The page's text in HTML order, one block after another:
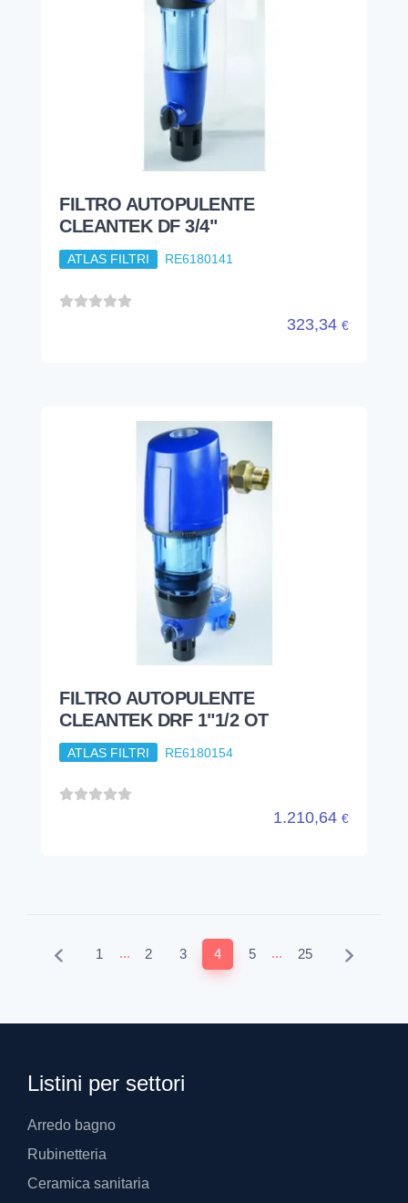
CLEANTEK DF 3/4"
RE6180141
FILTRO AUTOPULENTE
CLEANTEK DRF 1"1/2 OT
RE6180154
1 ... 2 3 4
Listini per settori
Arredo bagno
Rubinetteria
Ceramica sanitaria